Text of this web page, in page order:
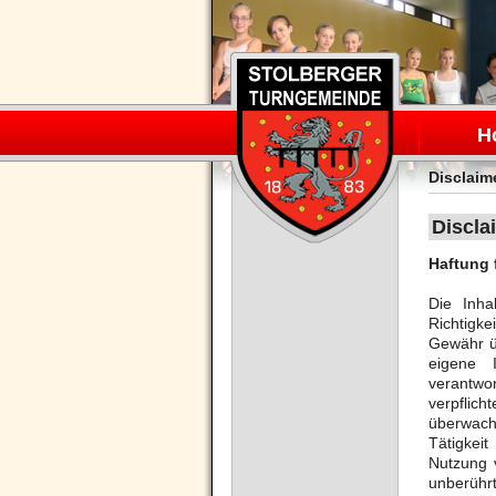
Navigation
Haftung
Die
Gewähr
eigene
Nutzung